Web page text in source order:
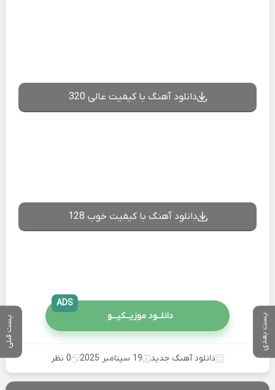
پست بعدی پست قبلی
دانلود آهنگ با کیفیت عالی 320
دانلود آهنگ با کیفیت خوب 128
دانلــود موزیــکیـــو
ADS
دانلود آهنگ جدید 19 سپتامبر 2025 0 نظر